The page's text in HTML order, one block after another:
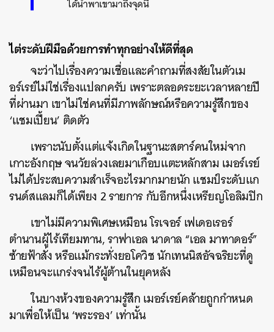
ได้นำพาเขามาถึงจุดนี้
ไต่ระดับฝีมือด้วยการทำทุกอย่างให้ดีที่สุด
จะว่าไปเรื่องความเชื่อและคำถามที่สงสัยในตัวเม
อร์เรย์ไม่ใช่เรื่องแปลกครับ เพราะตลอดระยะเวลาหลายปี
ที่ผ่านมา เขาไม่ใช่คนที่มีภาพลักษณ์หรือความรู้สึกของ
‘แชมเปี้ยน’​ ติดตัว
เพราะนับตั้งแต่แจ้งเกิดในฐานะสตาร์คนใหม่จาก
เกาะอังกฤษ จนวัยล่วงเลยมาเกือบแตะหลักสาม เมอร์เรย์
ไม่ได้ประสบความสำเร็จอะไรมากมายนัก แชมป์ระดับแก
รนด์สแลมก็ได้เพียง 2 รายการ กับอีกหนึ่งเหรียญโอลิมปิก
เขาไม่มีความพิเศษเหมือน โรเจอร์ เฟเดอเรอร์
ตำนานผู้ไร้เทียมทาน, ราฟาเอล นาดาล “เอล มาทาดอร์”
ซ้ายฟ้าสั่ง หรือแม้กระทั่งยอโควิช นักเทนนิสอัจฉริยะที่ดู
เหมือนจะแกร่งจนไร้ผู้ต้านในยุคหลัง
ในบางห้วงของความรู้สึก เมอร์เรย์คล้ายถูกกำหนด
มาเพื่อให้เป็น ‘พระรอง’​ เท่านั้น